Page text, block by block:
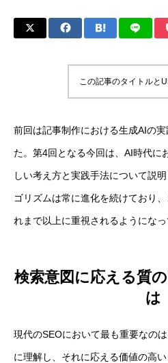
この記事のタイトルと
前回は記事制作における生成AIの
た。第4回となる今回は、AI時代に
しい考え方と実践手法について説
ゴリズムは常に進化を続けており
れまで以上に重視されるようになっ
検索意図に応える質
は
現代のSEOにおいて最も重要なの
に理解し、それに応える価値の高